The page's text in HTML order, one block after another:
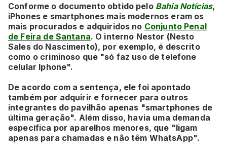
Conforme o documento obtido pelo Bahia Notícias,
iPhones e smartphones mais modernos eram os
mais procurados e adquiridos no Conjunto Penal
de Feira de Santana. O interno Nestor (Nesto
Sales do Nascimento), por exemplo, é descrito
como o criminoso que "só faz uso de telefone
celular Iphone".
De acordo com a sentença, ele foi apontado
também por adquirir e fornecer para outros
integrantes do pavilhão apenas "smartphones de
última geração". Além disso, havia uma demanda
específica por aparelhos menores, que "ligam
apenas para chamadas e não têm WhatsApp".